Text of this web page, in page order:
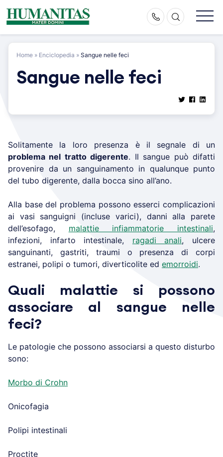
Skip
to
Home » Enciclopedia » Sangue nelle feci
Sangue nelle feci
Solitamente la loro presenza è il segnale di un
problema nel tratto digerente. Il sangue può difatti
provenire da un sanguinamento in qualunque punto
del tubo digerente, dalla bocca sino all’ano.
Alla base del problema possono esserci complicazioni
ai vasi sanguigni (incluse varici), danni alla parete
dell’esofago, malattie infiammatorie intestinali,
infezioni, infarto intestinale, ragadi anali, ulcere
sanguinanti, gastriti, traumi o presenza di corpi
estranei, polipi o tumori, diverticolite ed emorroidi.
Quali malattie si possono
associare al sangue nelle
feci?
Le patologie che possono associarsi a questo disturbo
sono:
Morbo di Crohn
Onicofagia
Polipi intestinali
Proctite